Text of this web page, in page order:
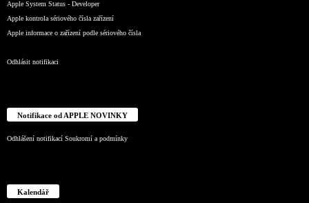
Apple System Status - Developer
Apple kontrola sériového čísla zařízení
Apple informace o zařízení podle sériového čísla
Odhlásit notifikaci
Notifikace od APPLE NOVINKY
Odhlášení notifikací Soukromí a podmínky
Kalendář